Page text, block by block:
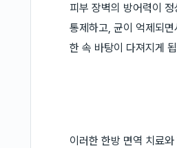
피부 장벽의 방어력이
통제하고, 균이 억제되
한 속 바탕이 다져지게
이러한 한방 면역 치료